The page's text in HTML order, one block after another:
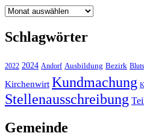
Archiv
Schlagwörter
2022 2024 Andorf Ausbildung Bezirk
Kirchenwirt Kundmachung
Stellenausschreibung
Gemeinde